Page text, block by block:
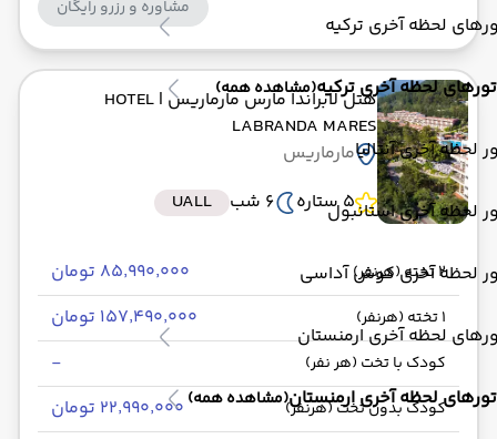
لحظه آخری ترکیه
تورهای لحظه آخری ترکیه(مشاهده همه)
لحظه آخری آنتالیا
لحظه آخری استانبول
لحظه آخری کوش آداسی
لحظه آخری ارمنستان
تورهای لحظه آخری ارمنستان(مشاهده همه)
مشاوره و رزرو رایگان
هتل لابراندا مارس مارماریس | HOTEL
LABRANDA MARES
مارماریس
5 ستاره
6 شب UALL
2 تخته (هرنفر) ۸۵٬۹۹۰٬۰۰۰ تومان
1 تخته (هرنفر) ۱۵۷٬۴۹۰٬۰۰۰ تومان
کودک با تخت (هر نفر) -
کودک بدون تخت (هرنفر)
۲۲٬۹۹۰٬۰۰۰ تومان